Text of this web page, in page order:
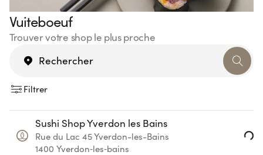
Vuiteboeuf
Trouver votre shop le plus proche
Filtrer
Sushi Shop Yverdon les Bains
Rue du Lac 45Yverdon-les-Bains
1400 Yverdon‑les‑bains Loading...